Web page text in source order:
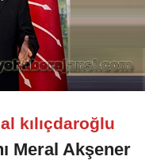
kılıçdaroğlu
Meral Akşener